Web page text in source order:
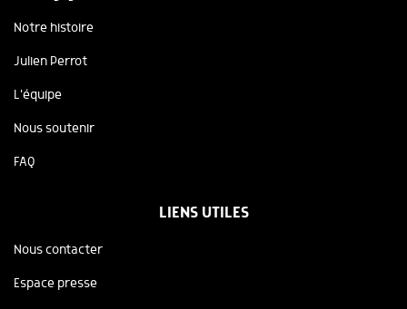
Notre histoire
Julien Perrot
L'équipe
Nous soutenir
FAQ
LIENS UTILES
Nous contacter
Espace presse